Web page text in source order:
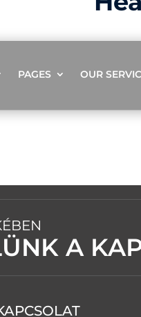
PAGES OUR
A